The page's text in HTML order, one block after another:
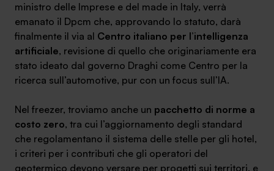
ministro delle Imprese e del made in Italy, verrà
emanato il Dpcm che, approvando lo statuto, darà
finalmente il via al Centro italiano per l’intelligenza
artificiale, revisione di quello che originariamente era
stato ideato dal governo Draghi come Centro per la
ricerca sull’automotive, pur con un focus sull’IA.
Nel freezer, troviamo anche un pacchetto di norme a
costo zero, tra cui l’aggiornamento degli standard
che regolamentano il sistema delle stelle per gli hotel,
i criteri per i contributi che gli operatori del
geotermico devono versare per progetti sui territori, e